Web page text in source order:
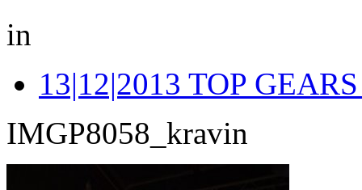
in
13|12|2013 TOP
IMGP8058_kravin